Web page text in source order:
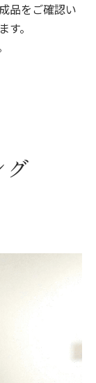
品をご確認い
。
グ